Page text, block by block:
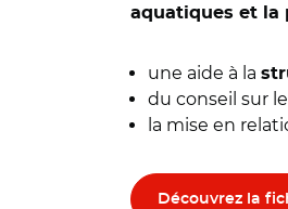
aquatiques et la
une aide à la
du conseil sur le
la mise en
Découvrez la